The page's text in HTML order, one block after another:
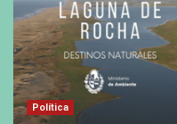
Política